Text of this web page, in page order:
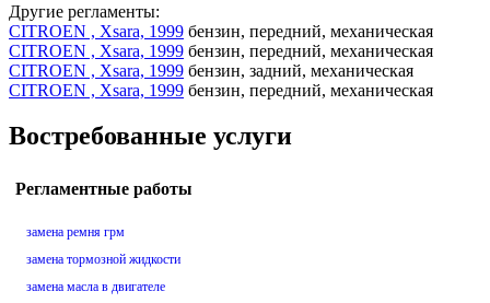
Другие регламенты:
CITROEN , Xsara, 1999 бензин, передний, механическая
CITROEN , Xsara, 1999 бензин, передний, механическая
CITROEN , Xsara, 1999 бензин, задний, механическая
CITROEN , Xsara, 1999 бензин, передний, механическая
Востребованные услуги
Регламентные работы
замена ремня грм
замена тормозной жидкости
замена масла в двигателе